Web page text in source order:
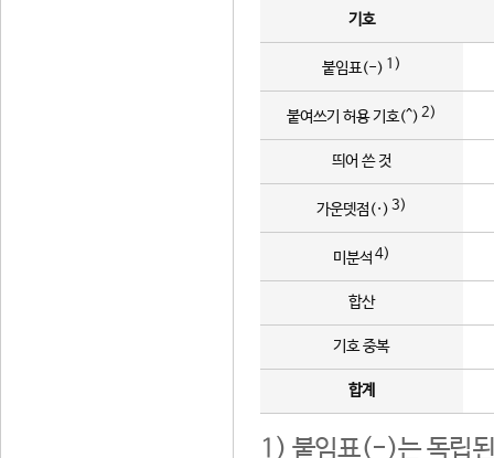
기호
붙임표(-) 1)
붙여쓰기 허용 기호(^) 2)
띄어 쓴 것
가운뎃점(·) 3)
미분석 4)
합산
기호 중복
합계
1) 붙임표(-)는 독립된